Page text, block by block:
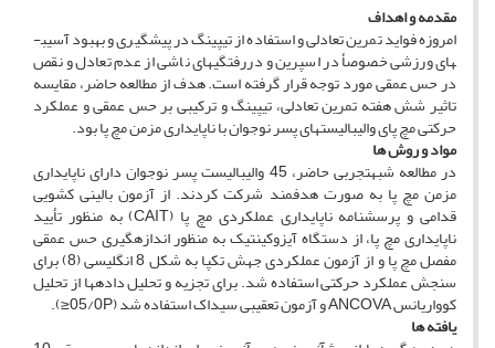
مقدمه و اهداف
امروزه فواید تمرین تعادلی و استفاده از تیپینگ در پیشگیری و بهبود آسیب­
های ورزشی خصوصأ در اسپرین و دررفتگی­های ناشی از عدم تعادل و نقص
در حس عمقی مورد توجه قرار گرفته است. هدف از مطالعه حاضر، مقایسه
تاثیر شش هفته تمرین تعادلی، تیپینگ و ترکیبی بر حس عمقی و عملکرد
حرکتی مچ پای والیبالیست­های پسر نوجوان با ناپایداری مزمن مچ پا بود.
مواد و روش ­ها
در مطالعه شبه­تجربی حاضر، 45 والیبالیست پسر نوجوان دارای ناپایداری
مزمن مچ پا به صورت هدفمند شرکت کردند. از آزمون بالینی کشویی
قدامی و پرسش­نامه ناپایداری عملکردی مچ پا (CAIT) به منظور تأیید
ناپایداری مچ پا، از دستگاه آیزوکینتیک به منظور اندازه­گیری حس عمقی
مفصل مچ پا و از آزمون عملکردی جهش تک­پا به شکل 8 انگلیسی (8) برای
سنجش عملکرد حرکتی استفاده شد. برای تجزیه و تحلیل داده­ها از تحلیل
کوواریانس ANCOVA و آزمون تعقیبی سیداک استفاده شد (05/0P≤).
یافته ­ها